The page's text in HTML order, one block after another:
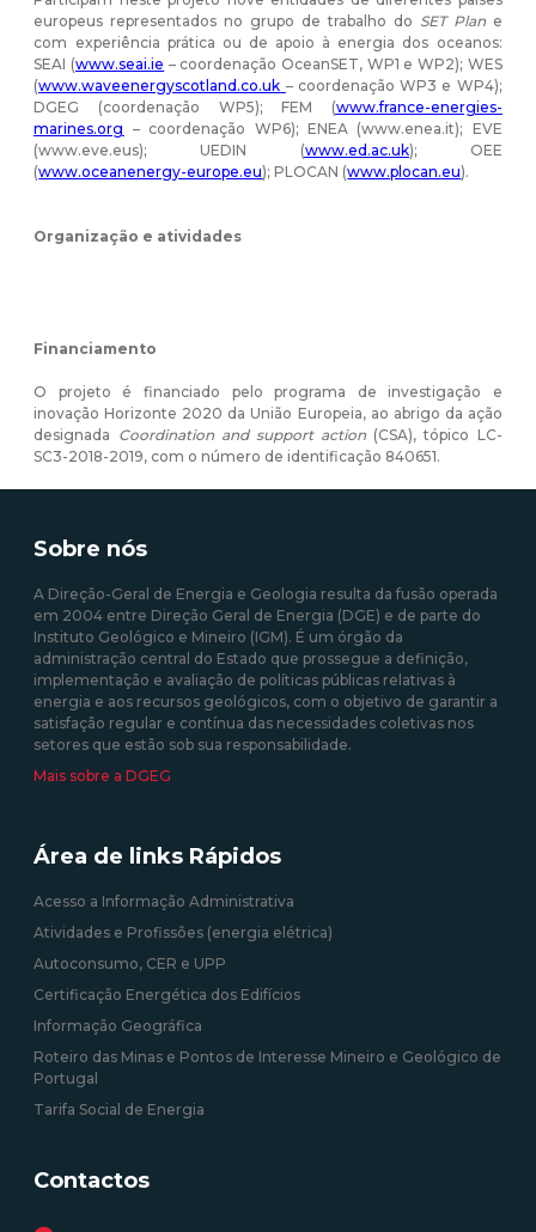
europeus representados no grupo de trabalho do SET Plan e
com experiência prática ou de apoio à energia dos oceanos:
SEAI (www.seai.ie – coordenação OceanSET, WP1 e WP2); WES
(www.waveenergyscotland.co.uk – coordenação WP3 e WP4);
DGEG (coordenação WP5); FEM (www.france-energies-
marines.org – coordenação WP6); ENEA (www.enea.it); EVE
(www.eve.eus); UEDIN (www.ed.ac.uk); OEE
(www.oceanenergy-europe.eu); PLOCAN (www.plocan.eu).
Organização e atividades
Financiamento
O projeto é financiado pelo programa de investigação e
inovação Horizonte 2020 da União Europeia, ao abrigo da ação
designada Coordination and support action (CSA), tópico LC-
SC3-2018-2019, com o número de identificação 840651.
Sobre nós
A Direção-Geral de Energia e Geologia resulta da fusão operada
em 2004 entre Direção Geral de Energia (DGE) e de parte do
Instituto Geológico e Mineiro (IGM). É um órgão da
administração central do Estado que prossegue a definição,
implementação e avaliação de políticas públicas relativas à
energia e aos recursos geológicos, com o objetivo de garantir a
satisfação regular e contínua das necessidades coletivas nos
setores que estão sob sua responsabilidade.
Mais sobre a DGEG
Área de links Rápidos
Acesso a Informação Administrativa
Atividades e Profissões (energia elétrica)
Autoconsumo, CER e UPP
Certificação Energética dos Edifícios
Informação Geográfica
Roteiro das Minas e Pontos de Interesse Mineiro e Geológico de
Portugal
Tarifa Social de Energia
Contactos